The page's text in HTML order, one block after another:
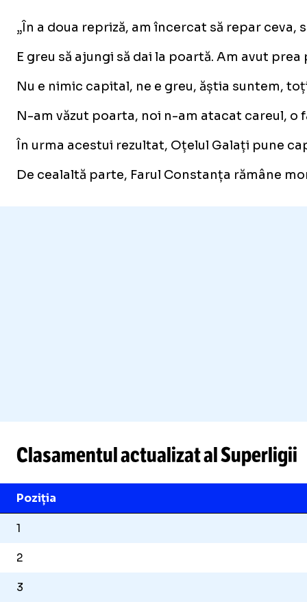
„În a doua repriză, am încercat să repar
E greu să ajungi să dai la poartă. Am avut
Nu e nimic capital, ne e greu, ăștia suntem,
N-am văzut poarta, noi n-am atacat careul, o
În urma acestui rezultat, Oțelul Galați pune
De cealaltă parte, Farul Constanța rămâne
Clasamentul actualizat al Superligii
Poziția
1
2
3